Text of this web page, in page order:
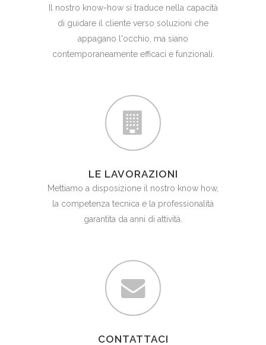
Il nostro know-how si traduce nella capacità
di guidare il cliente verso soluzioni che
appagano l'occhio, ma siano
contemporaneamente efficaci e funzionali.
LE LAVORAZIONI
Mettiamo a disposizione il nostro know how,
la competenza tecnica e la professionalità
garantita da anni di attività.
CONTATTACI